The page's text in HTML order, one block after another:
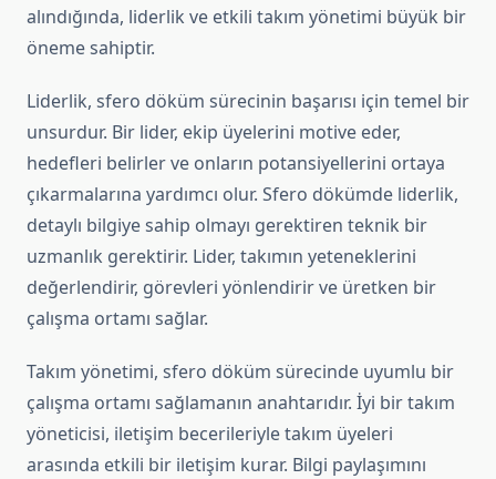
alındığında, liderlik ve etkili takım yönetimi büyük bir
öneme sahiptir.
Liderlik, sfero döküm sürecinin başarısı için temel bir
unsurdur. Bir lider, ekip üyelerini motive eder,
hedefleri belirler ve onların potansiyellerini ortaya
çıkarmalarına yardımcı olur. Sfero dökümde liderlik,
detaylı bilgiye sahip olmayı gerektiren teknik bir
uzmanlık gerektirir. Lider, takımın yeteneklerini
değerlendirir, görevleri yönlendirir ve üretken bir
çalışma ortamı sağlar.
Takım yönetimi, sfero döküm sürecinde uyumlu bir
çalışma ortamı sağlamanın anahtarıdır. İyi bir takım
yöneticisi, iletişim becerileriyle takım üyeleri
arasında etkili bir iletişim kurar. Bilgi paylaşımını